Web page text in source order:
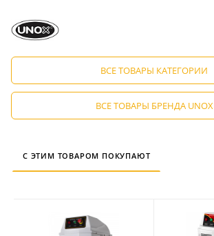
ВСЕ ТОВАРЫ КАТЕГОРИИ
ВСЕ ТОВАРЫ БРЕНДА UNOX
С ЭТИМ ТОВАРОМ ПОКУПАЮТ